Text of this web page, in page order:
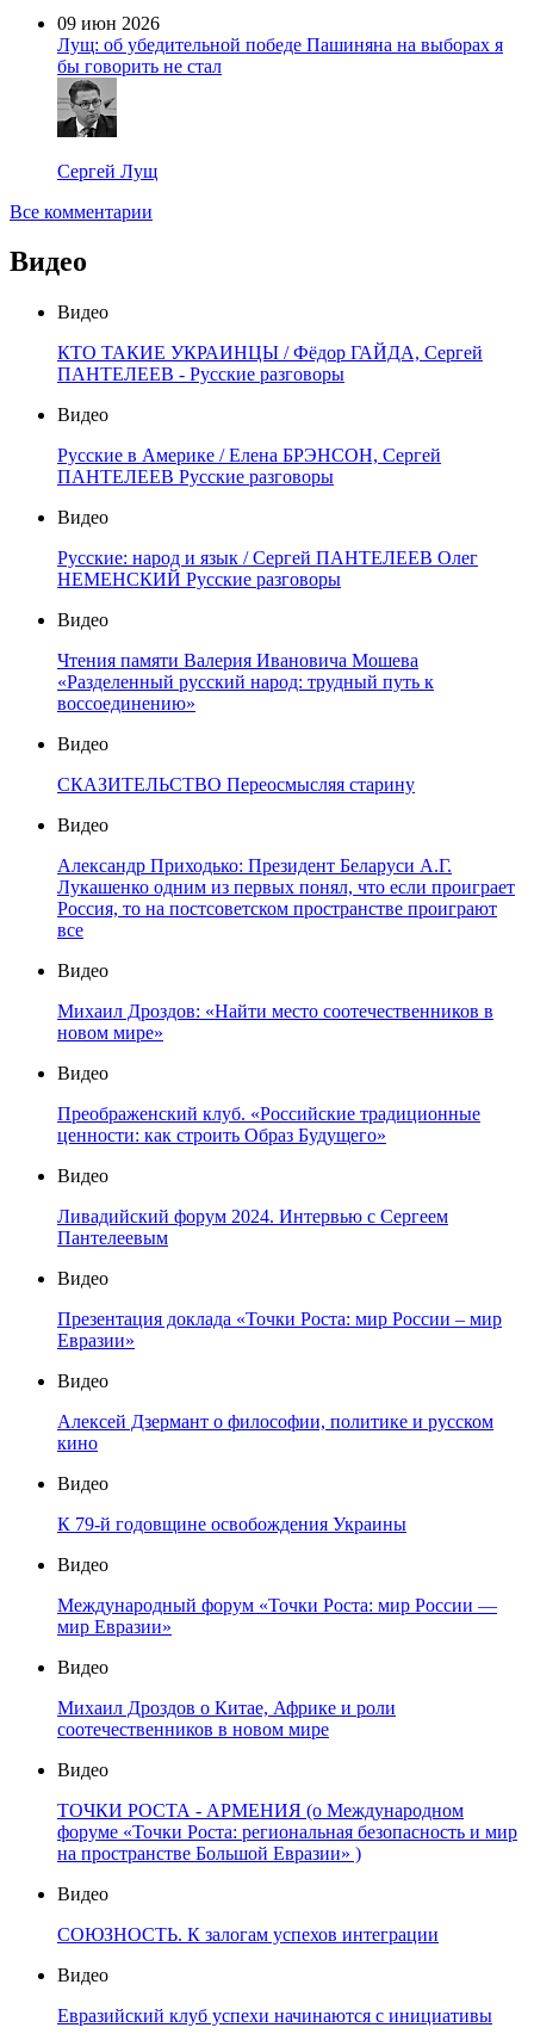
09 июн 2026
Лущ: об убедительной победе Пашиняна на выборах я
бы говорить не стал
Сергей Лущ
Все комментарии
Видео
Видео
КТО ТАКИЕ УКРАИНЦЫ / Фёдор ГАЙДА, Сергей
ПАНТЕЛЕЕВ - Русские разговоры
Видео
Русские в Америке / Елена БРЭНСОН, Сергей
ПАНТЕЛЕЕВ Русские разговоры
Видео
Русские: народ и язык / Сергей ПАНТЕЛЕЕВ Олег
НЕМЕНСКИЙ Русские разговоры
Видео
Чтения памяти Валерия Ивановича Мошева
«Разделенный русский народ: трудный путь к
воссоединению»
Видео
СКАЗИТЕЛЬСТВО Переосмысляя старину
Видео
Александр Приходько: Президент Беларуси А.Г.
Лукашенко одним из первых понял, что если проиграет
Россия, то на постсоветском пространстве проиграют
все
Видео
Михаил Дроздов: «Найти место соотечественников в
новом мире»
Видео
Преображенский клуб. «Российские традиционные
ценности: как строить Образ Будущего»
Видео
Ливадийский форум 2024. Интервью с Сергеем
Пантелеевым
Видео
Презентация доклада «Точки Роста: мир России – мир
Евразии»
Видео
Алексей Дзермант о философии, политике и русском
кино
Видео
К 79-й годовщине освобождения Украины
Видео
Международный форум «Точки Роста: мир России —
мир Евразии»
Видео
Михаил Дроздов о Китае, Африке и роли
соотечественников в новом мире
Видео
ТОЧКИ РОСТА - АРМЕНИЯ (о Международном
форуме «Точки Роста: региональная безопасность и мир
на пространстве Большой Евразии» )
Видео
СОЮЗНОСТЬ. К залогам успехов интеграции
Видео
Евразийский клуб успехи начинаются с инициативы